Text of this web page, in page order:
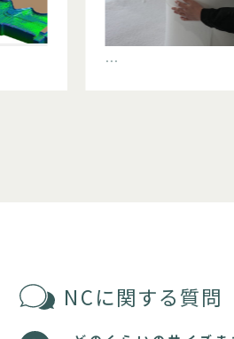
…
NCに関する質問